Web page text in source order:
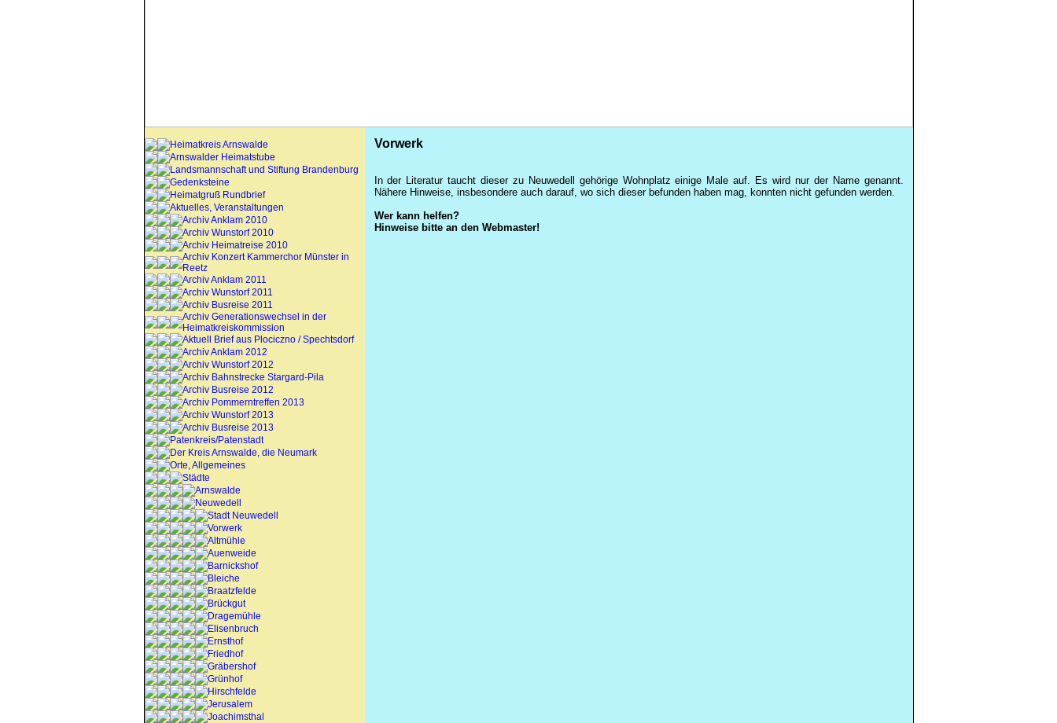
Heimatkreis Arnswalde
Arnswalder Heimatstube
Landsmannschaft und Stiftung Brandenburg
Gedenksteine
Heimatgruß Rundbrief
Aktuelles, Veranstaltungen
Archiv Anklam 2010
Archiv Wunstorf 2010
Archiv Heimatreise 2010
Archiv Konzert Kammerchor Münster in
Reetz
Archiv Anklam 2011
Archiv Wunstorf 2011
Archiv Busreise 2011
Archiv Generationswechsel in der
Heimatkreiskommission
Aktuell Brief aus Plociczno / Spechtsdorf
Archiv Anklam 2012
Archiv Wunstorf 2012
Archiv Bahnstrecke Stargard-Pila
Archiv Busreise 2012
Archiv Pommerntreffen 2013
Archiv Wunstorf 2013
Archiv Busreise 2013
Patenkreis/Patenstadt
Der Kreis Arnswalde, die Neumark
Orte, Allgemeines
Städte
Arnswalde
Neuwedell
Stadt Neuwedell
Vorwerk
Altmühle
Auenweide
Barnickshof
Bleiche
Braatzfelde
Brückgut
Dragemühle
Elisenbruch
Ernsthof
Friedhof
Gräbershof
Grünhof
Hirschfelde
Jerusalem
Joachimsthal
Vorwerk
In der Literatur taucht dieser zu Neuwedell
gehörige Wohnplatz einige Male auf. Es wird nur der Name genannt.
Nähere Hinweise, insbesondere auch darauf, wo sich dieser befunden haben mag, konnten nicht gefunden werden.
Wer kann helfen?
Hinweise bitte an den Webmaster!